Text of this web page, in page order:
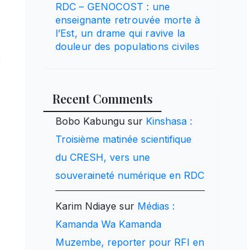
RDC – GENOCOST : une
enseignante retrouvée morte à
l’Est, un drame qui ravive la
douleur des populations civiles
Recent Comments
Bobo Kabungusur Kinshasa :
Troisième matinée scientifique
du CRESH, vers une
souveraineté numérique en RDC
Karim Ndiaye sur Médias :
Kamanda Wa Kamanda
Muzembe, reporter pour RFI en